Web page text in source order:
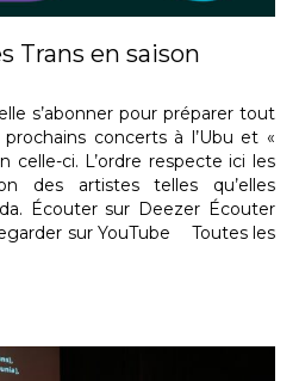
Trans en saison
s’abonner pour préparer tout
concerts à l’Ubu et «
celle-ci. L’ordre respecte ici les
des artistes telles qu’elles
Écouter sur Deezer Écouter
sur YouTube Toutes les